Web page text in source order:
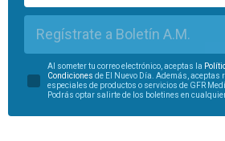
Regístrate a Boletín A.M.
Al someter tu correo electrónico, aceptas la
Condiciones de El Nuevo Día. Además,
especiales de productos o servicios de GFR
Podrás optar salirte de los boletines en